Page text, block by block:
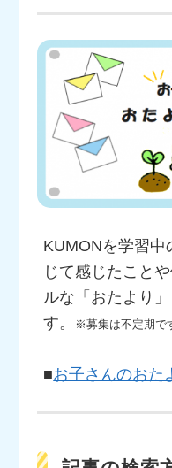
KUMONを学習中
じて感じたこと
ルな「おたより
す。
※募集は不定期で
■お子さんのおた